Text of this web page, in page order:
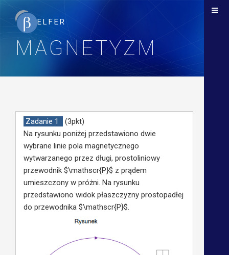
MAGNETYZM
Zadanie 1
(3pkt)
Na rysunku poniżej przedstawiono dwie
wybrane linie pola magnetycznego
wytwarzanego przez długi, prostoliniowy
przewodnik $\mathscr{P}$ z prądem
umieszczony w próżni. Na rysunku
przedstawiono widok płaszczyzny prostopadłej
do przewodnika $\mathscr{P}$.